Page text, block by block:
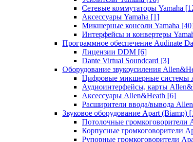
Сетевые коммутаторы Yamaha
Аксессуары Yamaha [1]
Микшерные консоли Yamaha
Интерфейсы и конвертеры
Программное обеспечение Audinate
Лицензии DDM [6]
Dante Virtual Soundcard [3]
Оборудование звукоусиления
Цифровые микшерные системы
Аудиоинтерфейсы, карты
Аксессуары Allen&Heath [6]
Расширители ввода/вывода
Звуковое оборудование Apart (Biamp)
Потолочные громкоговорители
Корпусные громкоговорители
Рупорные громкоговорители